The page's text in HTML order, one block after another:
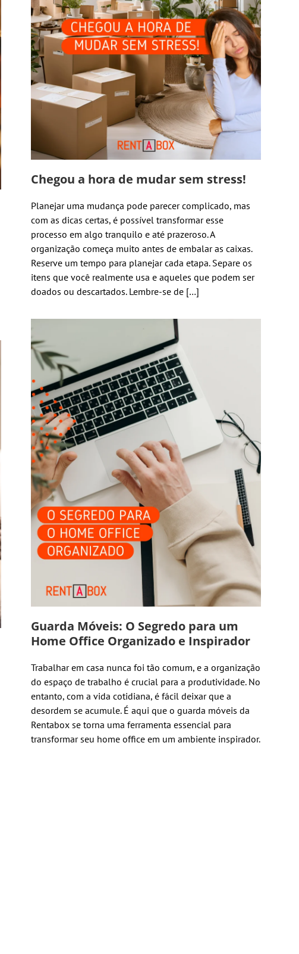
Chegou a hora de mudar sem stress!
Planejar uma mudança pode parecer complicado, mas
com as dicas certas, é possível transformar esse
processo em algo tranquilo e até prazeroso. A
organização começa muito antes de embalar as caixas.
Reserve um tempo para planejar cada etapa. Separe os
itens que você realmente usa e aqueles que podem ser
doados ou descartados. Lembre-se de […]
Guarda Móveis: O Segredo para um
Home Office Organizado e Inspirador
Trabalhar em casa nunca foi tão comum, e a organização
do espaço de trabalho é crucial para a produtividade. No
entanto, com a vida cotidiana, é fácil deixar que a
desordem se acumule. É aqui que o guarda móveis da
Rentabox se torna uma ferramenta essencial para
transformar seu home office em um ambiente inspirador.